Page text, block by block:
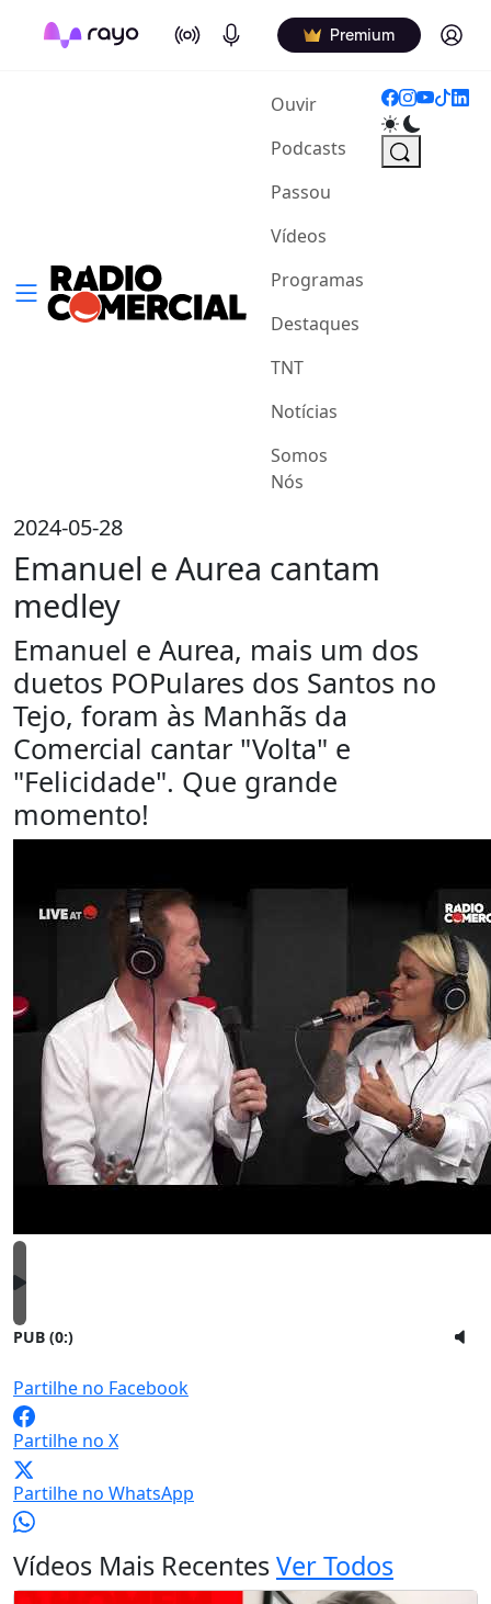
On Air Podcasts Premium Log in
Ouvir(current)
Podcasts
Passou
Vídeos
Programas
Destaques
TNT
Notícias
Somos
Nós
2024-05-28
Emanuel e Aurea cantam
medley
Emanuel e Aurea, mais um dos
duetos POPulares dos Santos no
Tejo, foram às Manhãs da
Comercial cantar "Volta" e
"Felicidade". Que grande
momento!
PUB (0:)
Partilhe no Facebook
Partilhe no X
Partilhe no WhatsApp
Vídeos Mais RecentesVer Todos